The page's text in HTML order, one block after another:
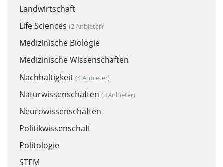
Landwirtschaft
Life Sciences (2 Anbieter)
Medizinische Biologie
Medizinische Wissenschaften
Nachhaltigkeit (4 Anbieter)
Naturwissenschaften (3 Anbieter)
Neurowissenschaften
Politikwissenschaft
Politologie
STEM